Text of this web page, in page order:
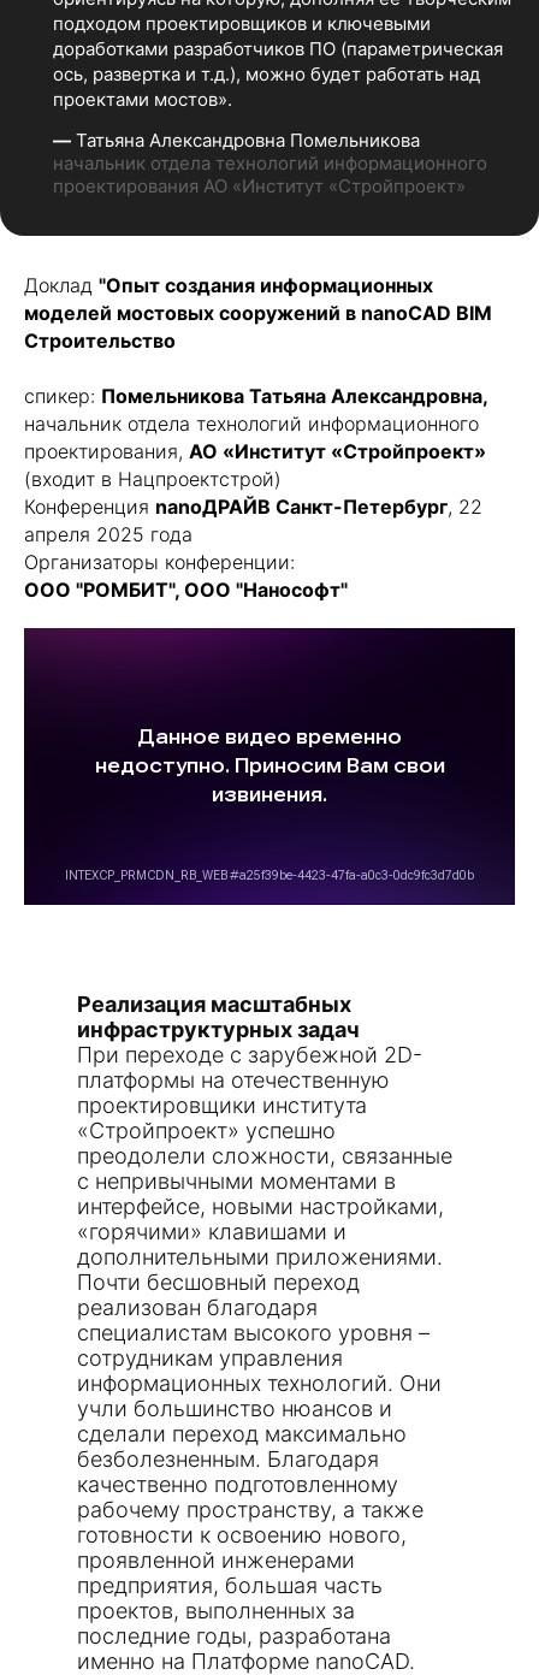
подходом проектировщиков и ключевыми
доработками разработчиков ПО (параметрическая
ось, развертка и т.д.), можно будет работать над
проектами мостов».
— Татьяна Александровна Помельникова
начальник отдела технологий информационного
проектирования АО «Институт «Стройпроект»
Доклад "Опыт создания информационных
моделей мостовых сооружений в nanoCAD BIM
Строительство
спикер: Помельникова Татьяна Александровна,
начальник отдела технологий информационного
проектирования, АО «Институт «Стройпроект»
(входит в Нацпроектстрой)
Конференция nanoДРАЙВ Санкт-Петербург, 22
апреля 2025 года
Организаторы конференции:
ООО "РОМБИТ", ООО "Нанософт"
Реализация масштабных
инфраструктурных задач
При переходе с зарубежной 2D-
платформы на отечественную
проектировщики института
«Стройпроект» успешно
преодолели сложности, связанные
с непривычными моментами в
интерфейсе, новыми настройками,
«горячими» клавишами и
дополнительными приложениями.
Почти бесшовный переход
реализован благодаря
специалистам высокого уровня –
сотрудникам управления
информационных технологий. Они
учли большинство нюансов и
сделали переход максимально
безболезненным. Благодаря
качественно подготовленному
рабочему пространству, а также
готовности к освоению нового,
проявленной инженерами
предприятия, большая часть
проектов, выполненных за
последние годы, разработана
именно на Платформе nanoCAD.